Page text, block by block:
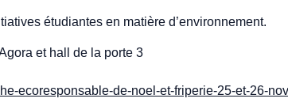
étudiantes en matière d’environnement.
et hall de la porte 3
ecoresponsable-de-noel-et-friperie-25-et-26-